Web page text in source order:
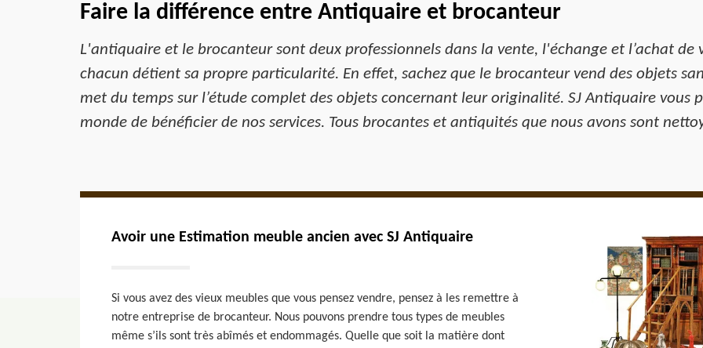
Faire la différence entre Antiquaire et brocanteur
L'antiquaire et le brocanteur sont deux professionnels dans la vente, l'échange et l’achat de
chacun détient sa propre particularité. En effet, sachez que le brocanteur vend des objets
met du temps sur l’étude complet des objets concernant leur originalité. SJ Antiquaire vous
monde de bénéficier de nos services. Tous brocantes et antiquités que nous avons sont
Avoir une Estimation meuble ancien avec SJ Antiquaire
Si vous avez des vieux meubles que vous pensez vendre, pensez à les remettre à
notre entreprise de brocanteur. Nous pouvons prendre tous types de meubles
même s’ils sont très abîmés et endommagés. Quelle que soit la matière dont